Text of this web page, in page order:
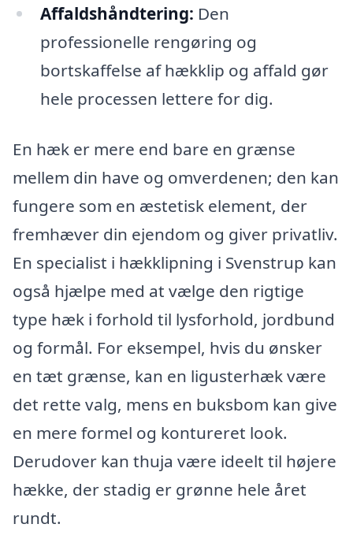
Affaldshåndtering: Den
professionelle rengøring og
bortskaffelse af hækklip og affald gør
hele processen lettere for dig.
En hæk er mere end bare en grænse
mellem din have og omverdenen; den kan
fungere som en æstetisk element, der
fremhæver din ejendom og giver privatliv.
En specialist i hækklipning i Svenstrup kan
også hjælpe med at vælge den rigtige
type hæk i forhold til lysforhold, jordbund
og formål. For eksempel, hvis du ønsker
en tæt grænse, kan en ligusterhæk være
det rette valg, mens en buksbom kan give
en mere formel og kontureret look.
Derudover kan thuja være ideelt til højere
hække, der stadig er grønne hele året
rundt.